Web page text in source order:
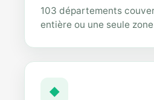
103 départements
entière ou une seule
◆